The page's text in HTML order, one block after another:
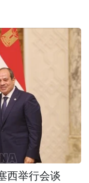
西举行会谈